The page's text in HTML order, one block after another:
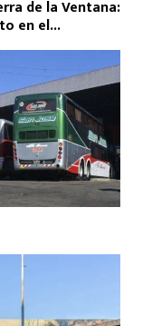
de la Ventana:
en el...